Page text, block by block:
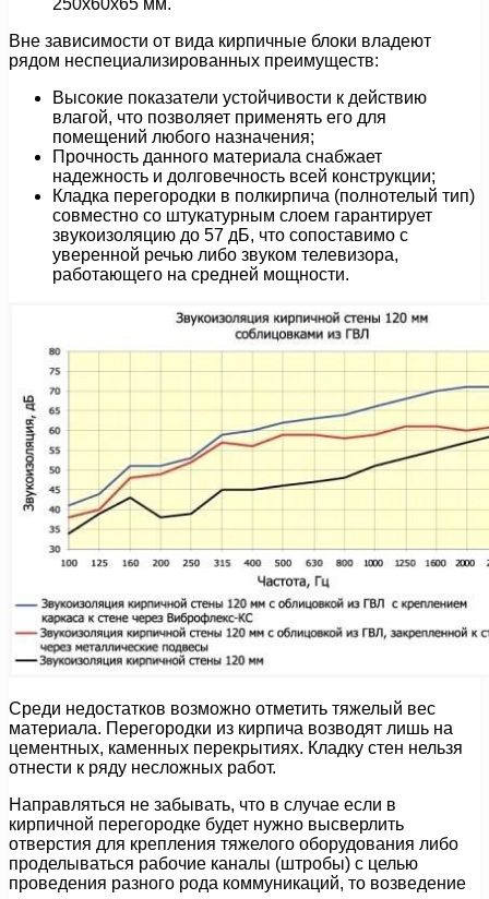
Вне зависимости от вида кирпичные блоки владеют
рядом неспециализированных преимуществ:
Высокие показатели устойчивости к действию
влагой, что позволяет применять его для
помещений любого назначения;
Прочность данного материала снабжает
надежность и долговечность всей конструкции;
Кладка перегородки в полкирпича (полнотелый тип)
совместно со штукатурным слоем гарантирует
звукоизоляцию до 57 дБ, что сопоставимо с
уверенной речью либо звуком телевизора,
работающего на средней мощности.
Среди недостатков возможно отметить тяжелый вес
материала. Перегородки из кирпича возводят лишь на
цементных, каменных перекрытиях. Кладку стен нельзя
отнести к ряду несложных работ.
Направляться не забывать, что в случае если в
кирпичной перегородке будет нужно высверлить
отверстия для крепления тяжелого оборудования либо
проделываться рабочие каналы (штробы) с целью
проведения разного рода коммуникаций, то возведение